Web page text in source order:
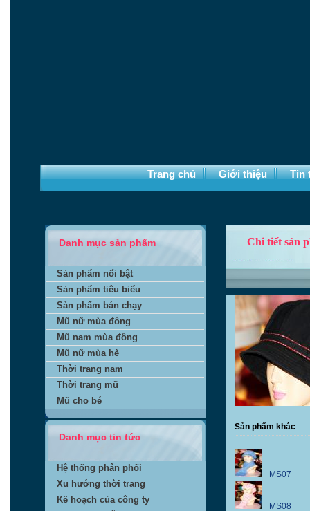
Trang chủ Giới thiệu Tin
Danh mục sản phẩm
Sản phẩm nổi bật
Sản phẩm tiêu biểu
Sản phẩm bán chạy
Mũ nữ mùa đông
Mũ nam mùa đông
Mũ nữ mùa hè
Thời trang nam
Thời trang mũ
Mũ cho bé
Danh mục tin tức
Hệ thống phân phối
Xu hướng thời trang
Kế hoạch của công ty
Chi tiết sản
Sản phẩm khác
MS07
MS08